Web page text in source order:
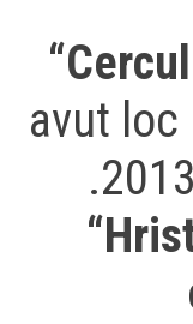
avut loc